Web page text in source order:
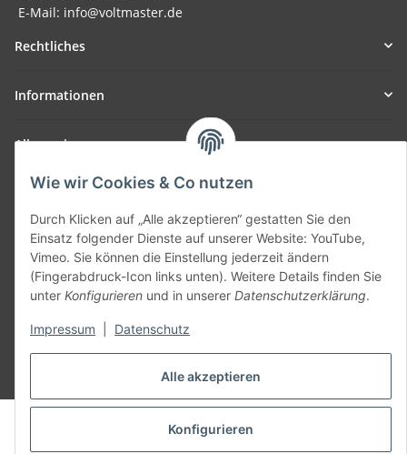
Alle akzeptieren
Konfigurieren
Wie wir Cookies & Co nutzen
Durch Klicken auf „Alle akzeptieren“ gestatten Sie den
Einsatz folgender Dienste auf unserer Website: YouTube,
Vimeo. Sie können die Einstellung jederzeit ändern
(Fingerabdruck-Icon links unten). Weitere Details finden Sie
unter Konfigurieren und in unserer Datenschutzerklärung.
Impressum Datenschutz
E-Mail: info@voltmaster.de
Rechtliches
Informationen
Allgemein
Teil unseres Netzwerks:
SmoliTec - Safety. Simplified. Worldwide. ( B2B Shop )
Vertrag widerrufen
* Alle Preise inkl. gesetzlicher USt., zzgl.Versand
© voltmaster.de
Powered byJTL-Shop